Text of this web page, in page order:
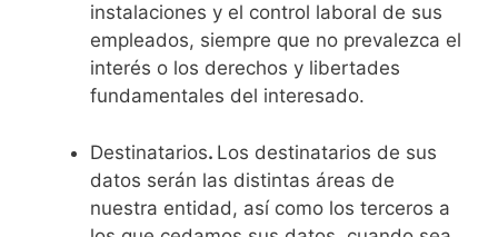
instalaciones y el control laboral de sus
empleados, siempre que no prevalezca el
interés o los derechos y libertades
fundamentales del interesado.
Destinatarios. Los destinatarios de sus
datos serán las distintas áreas de
nuestra entidad, así como los terceros a